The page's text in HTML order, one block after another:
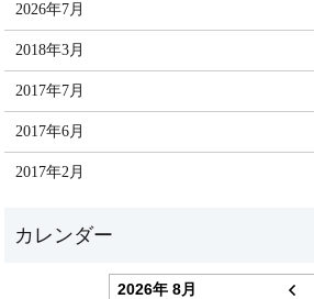
2026年7月
2018年3月
2017年7月
2017年6月
2017年2月
2026年 8月